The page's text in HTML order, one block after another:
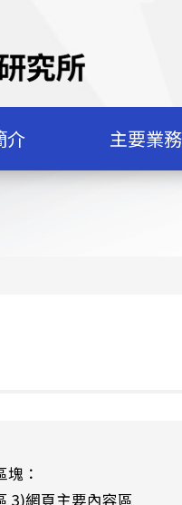
介 主要業務
：
3)網頁主要內容區